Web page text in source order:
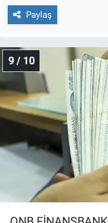
Paylaş
9 / 10